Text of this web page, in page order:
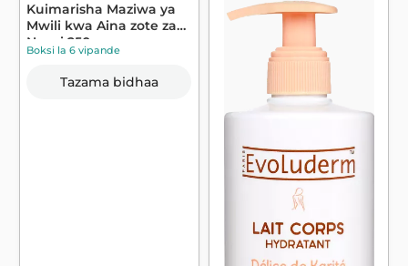
Kuimarisha Maziwa ya
Mwili kwa Aina zote za
Ngozi 250...
Boksi la 6 vipande
Tazama bidhaa